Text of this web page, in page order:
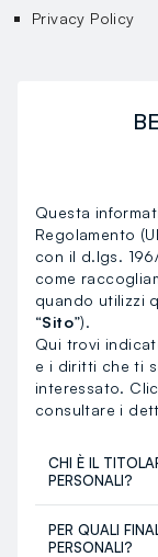
Privacy Policy
Questa
Regolamento
con il d.lgs.
come
quando utilizzi
“Sito”).
Qui trovi
e i diritti che ti
interessato.
consultare i
CHI È IL
PERSONALI?
PER QUALI
PERSONALI?